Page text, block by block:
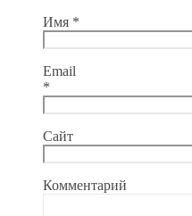
Имя *
Email
*
Сайт
Комментарий